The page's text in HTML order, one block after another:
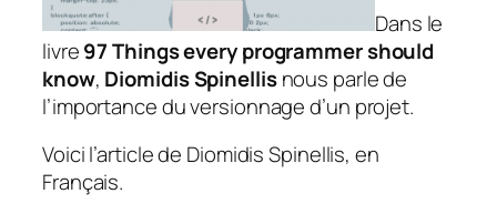
Dans le
livre97 Things every programmer should
know, Diomidis Spinellisnous parle de
l’importance du versionnage d’un projet.
Voici l’article de Diomidis Spinellis, en
Français.